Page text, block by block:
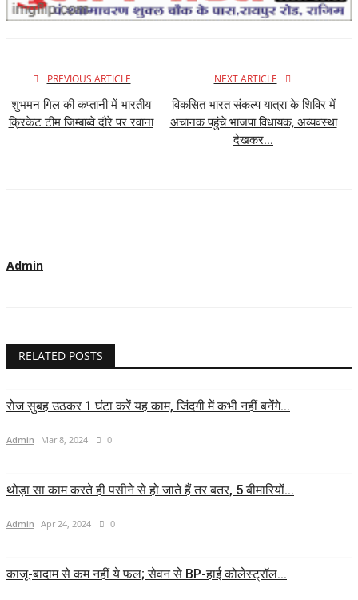
PREVIOUS ARTICLE
शुभमन गिल की कप्तानी में भारतीय
क्रिकेट टीम जिम्बाब्वे दौरे पर रवाना
NEXT ARTICLE
विकसित भारत संकल्प यात्रा के शिविर में
अचानक पहुंचे भाजपा विधायक, अव्यवस्था
देखकर...
Admin
RELATED POSTS
रोज सुबह उठकर 1 घंटा करें यह काम, जिंदगी में कभी नहीं बनेंगे...
Admin Mar 8, 2024 0
थोड़ा सा काम करते ही पसीने से हो जाते हैं तर बतर, 5 बीमारियों...
Admin Apr 24, 2024 0
काजू-बादाम से कम नहीं ये फल; सेवन से BP-हाई कोलेस्ट्रॉल...